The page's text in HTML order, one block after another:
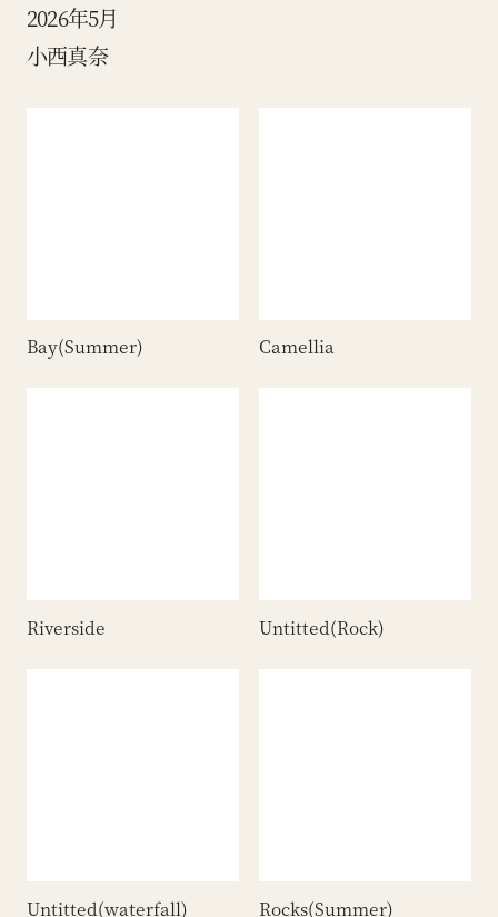
2026年5月
小西真奈
Bay(Summer) Camellia
Riverside Untitted(Rock)
Untitted(waterfall) Rocks(Summer)